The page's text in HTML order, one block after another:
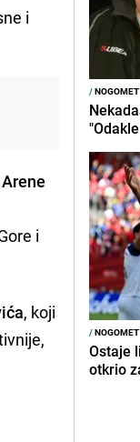
i
Arene
i
, koji
/NOGOMET
/NOGOMET
Ostaje
otkrio